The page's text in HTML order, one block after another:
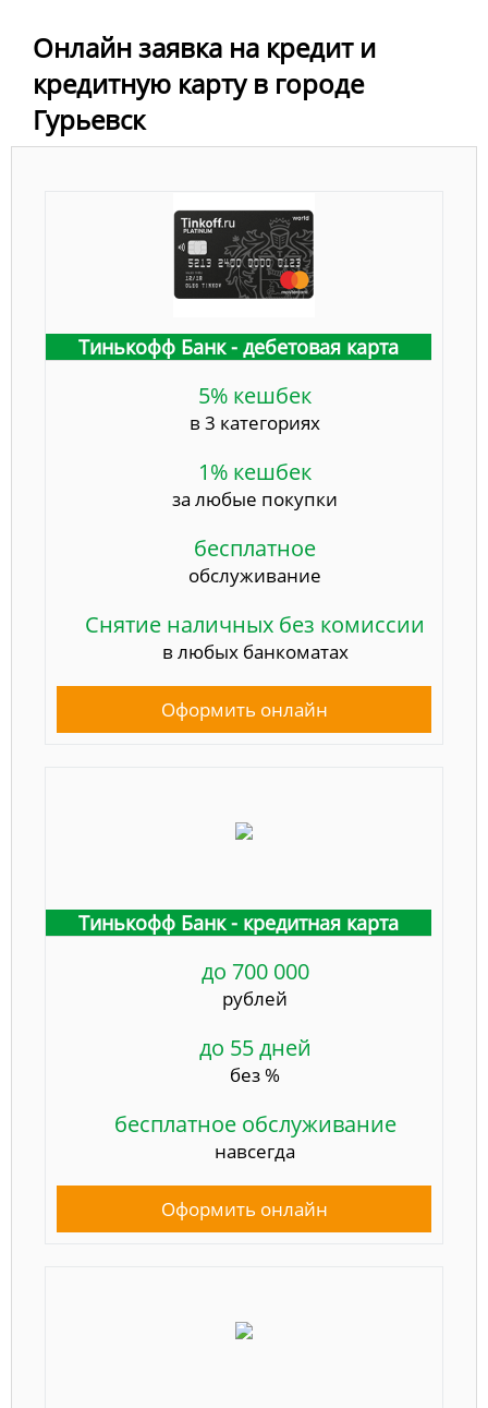
Онлайн заявка на кредит и
кредитную карту в городе
Гурьевск
Тинькофф Банк - дебетовая карта
5% кешбек
в 3 категориях
1% кешбек
за любые покупки
бесплатное
обслуживание
Снятие наличных без комиссии
в любых банкоматах
Оформить онлайн
Тинькофф Банк - кредитная карта
до 700 000
рублей
до 55 дней
без %
бесплатное обслуживание
навсегда
Оформить онлайн